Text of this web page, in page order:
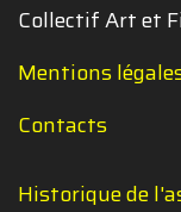
Collectif Art et
Mentions
Contacts
Historique de